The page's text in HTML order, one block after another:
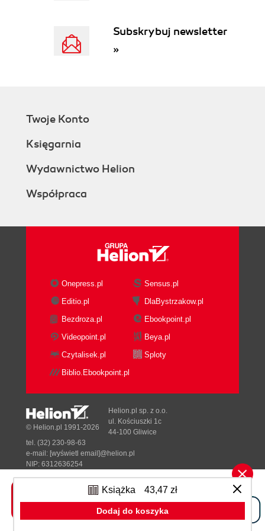
Książka 43,47 zł
Dodaj do koszyka
Subskrybuj newsletter
»
Twoje Konto
Księgarnia
Wydawnictwo Helion
Współpraca
Onepress.pl
Sensus.pl
Editio.pl
DlaBystrzakow.pl
Bezdroza.pl
Ebookpoint.pl
Videopoint.pl
Beya.pl
Czytalisek.pl
Sploty
Biblio.Ebookpoint.pl
Designed with ♥ byTonik.pl
© Helion.pl 1991-2026
Helion.pl sp. z o.o.
ul. Kościuszki 1c
44-100 Gliwice
tel. (32) 230-98-63
e-mail: [wyświetl email]@helion.pl
NIP: 6312636254